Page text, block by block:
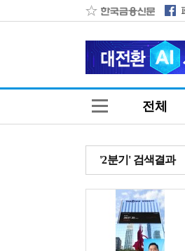
전체
'2분기' 검색결과